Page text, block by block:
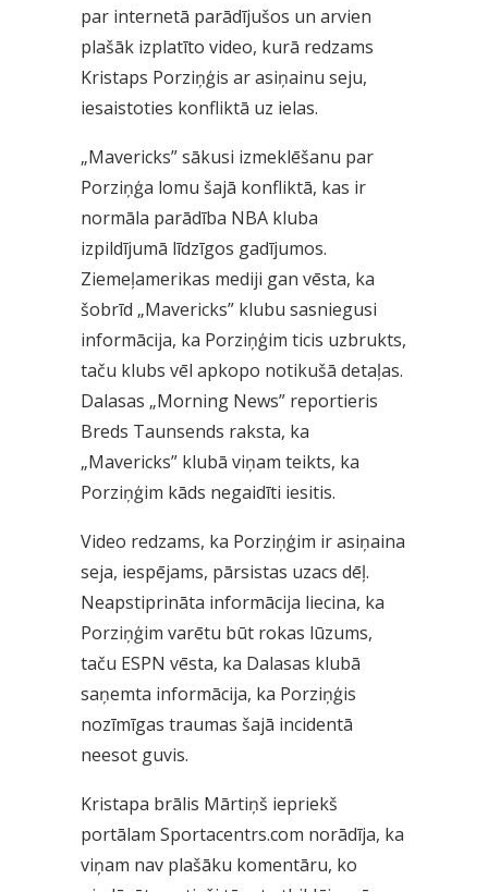
par internetā parādījušos un arvien
plašāk izplatīto video, kurā redzams
Kristaps Porziņģis ar asiņainu seju,
iesaistoties konfliktā uz ielas.
„Mavericks” sākusi izmeklēšanu par
Porziņģa lomu šajā konfliktā, kas ir
normāla parādība NBA kluba
izpildījumā līdzīgos gadījumos.
Ziemeļamerikas mediji gan vēsta, ka
šobrīd „Mavericks” klubu sasniegusi
informācija, ka Porziņģim ticis uzbrukts,
taču klubs vēl apkopo notikušā detaļas.
Dalasas „Morning News” reportieris
Breds Taunsends raksta, ka
„Mavericks” klubā viņam teikts, ka
Porziņģim kāds negaidīti iesitis.
Video redzams, ka Porziņģim ir asiņaina
seja, iespējams, pārsistas uzacs dēļ.
Neapstiprināta informācija liecina, ka
Porziņģim varētu būt rokas lūzums,
taču ESPN vēsta, ka Dalasas klubā
saņemta informācija, ka Porziņģis
nozīmīgas traumas šajā incidentā
neesot guvis.
Kristapa brālis Mārtiņš iepriekš
portālam Sportacentrs.com norādīja, ka
viņam nav plašāku komentāru, ko